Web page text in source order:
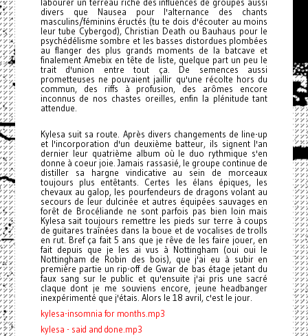
divers que Nausea pour l'alternance des chants
masculins/féminins éructés (tu te dois d'écouter au moins
leur tube Cybergod), Christian Death ou Bauhaus pour le
psychédélisme sombre et les basses distordues plombées
au flanger des plus grands moments de la batcave et
finalement Amebix en tête de liste, quelque part un peu le
trait d'union entre tout ça. De semences aussi
prometteuses ne pouvaient jaillir qu'une récolte hors du
commun, des riffs à profusion, des arômes encore
inconnus de nos chastes oreilles, enfin la plénitude tant
attendue.
Kylesa suit sa route. Après divers changements de line-up
et l'incorporation d'un deuxième batteur, ils signent l'an
dernier leur quatrième album où le duo rythmique s'en
donne à coeur joie. Jamais rassasié, le groupe continue de
distiller sa hargne vindicative au sein de morceaux
toujours plus entêtants. Certes les élans épiques, les
chevaux au galop, les pourfendeurs de dragons volant au
secours de leur dulcinée et autres équipées sauvages en
forêt de Brocéliande ne sont parfois pas bien loin mais
Kylesa sait toujours remettre les pieds sur terre à coups
de guitares traînées dans la boue et de vocalises de trolls
en rut. Bref ça fait 5 ans que je rêve de les faire jouer, en
fait depuis que je les ai vus à Nottingham (oui oui le
Nottingham de Robin des bois), que j'ai eu à subir en
première partie un rip-off de Gwar de bas étage jetant du
faux sang sur le public et qu'ensuite j'ai pris une sacré
claque dont je me souviens encore, jeune headbanger
inexpérimenté que j'étais. Alors le 18 avril, c'est le jour.
kylesa-insomnia for months.mp3
kylesa - said and done.mp3